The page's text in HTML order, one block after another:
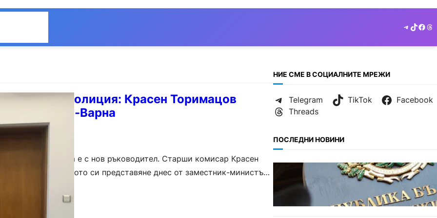
Telegram
TikTok
полиция: Красен Торимацов
на ОДМВР-Варна
на МВР във Варна е с нов ръководител. Старши комисар Красен
след официалното си представяне днес от заместник-министъра
Любомир Йосифов. В изказването…
НИЕ СМЕ В СОЦИАЛНИТЕ МРЕЖИ
Telegram TikTok
Facebook
Threads
ПОСЛЕДНИ НОВИНИ
БЪЛГАРИЯ
Кабинетът прие нов статут за
професиите в спортната
подготовка